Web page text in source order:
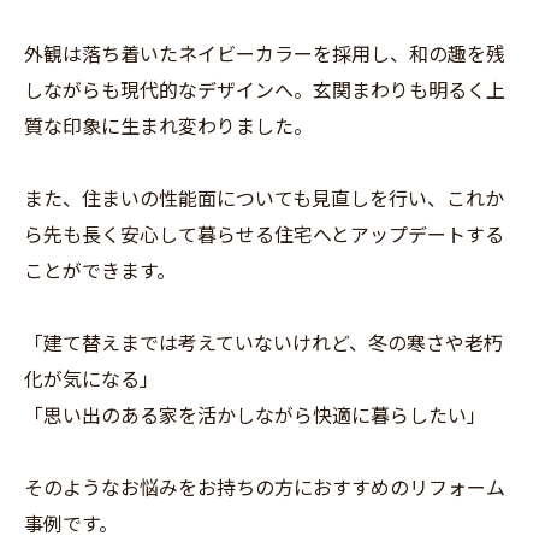
外観は落ち着いたネイビーカラーを採用し、和の趣を残
しながらも現代的なデザインへ。玄関まわりも明るく上
質な印象に生まれ変わりました。
また、住まいの性能面についても見直しを行い、これか
ら先も長く安心して暮らせる住宅へとアップデートする
ことができます。
「建て替えまでは考えていないけれど、冬の寒さや老朽
化が気になる」
「思い出のある家を活かしながら快適に暮らしたい」
そのようなお悩みをお持ちの方におすすめのリフォーム
事例です。